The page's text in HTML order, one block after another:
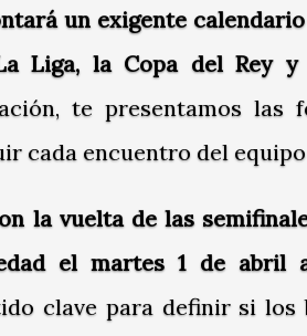
un exigente
Liga, la Copa del Rey y
te presentamos las
cada encuentro del
la vuelta de las
el martes 1 de abril
clave para definir si los